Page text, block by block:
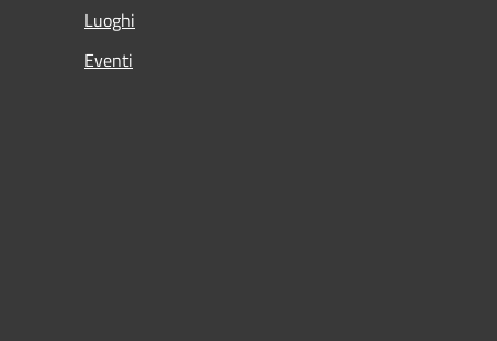
Luoghi
Eventi